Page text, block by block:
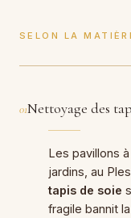
SELON LA
01Nettoyage des
Les pavillons
jardins, au
tapis de soie
fragile bannit